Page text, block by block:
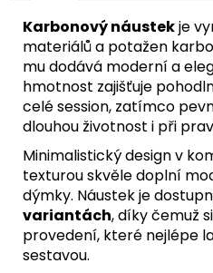
Karbonový náustekje
materiálů a potažen
mu dodává moderní a
hmotnost zajišťuje
celé session, zatímco
dlouhou životnost i při
Minimalistický design v
texturou skvěle doplní
dýmky. Náustek je
variantách, díky čemuž
provedení, které nejlépe
sestavou.